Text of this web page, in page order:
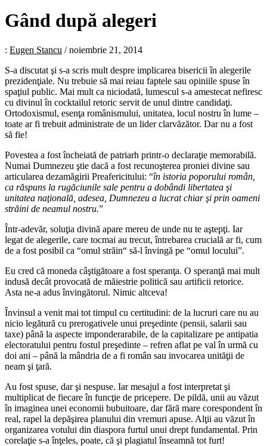
Gând după alegeri
: Eugen Stancu /noiembrie 21, 2014
S-a discutat şi s-a scris mult despre implicarea bisericii în alegerile
prezidenţiale. Nu trebuie să mai reiau faptele sau opiniile spuse în
spaţiul public. Mai mult ca niciodată, lumescul s-a amestecat nefiresc
cu divinul în cocktailul retoric servit de unul dintre candidaţi.
Ortodoxismul, esenţa românismului, unitatea, locul nostru în lume –
toate ar fi trebuit administrate de un lider clarvăzător. Dar nu a fost
să fie!
Povestea a fost încheiată de patriarh printr-o declaraţie memorabilă.
Numai Dumnezeu ştie dacă a fost recunoşterea proniei divine sau
articularea dezamăgirii Preafericitului: “în istoria poporului român,
ca răspuns la rugăciunile sale pentru a dobândi libertatea şi
unitatea naţională, adesea, Dumnezeu a lucrat chiar şi prin oameni
străini de neamul nostru.”
Într-adevăr, soluţia divină apare mereu de unde nu te aştepţi. Iar
legat de alegerile, care tocmai au trecut, întrebarea crucială ar fi, cum
de a fost posibil ca “omul străin“ să-l învingă pe “omul locului”.
Eu cred că moneda câştigătoare a fost speranţa. O speranţă mai mult
indusă decât provocată de măiestrie politică sau artificii retorice.
Asta ne-a adus învingătorul. Nimic altceva!
Învinsul a venit mai tot timpul cu certitudini: de la lucruri care nu au
nicio legătură cu prerogativele unui preşedinte (pensii, salarii sau
taxe) până la aspecte imponderarabile, de la capitalizare pe antipatia
electoratului pentru fostul preşedinte – refren aflat pe val în urmă cu
doi ani – până la mândria de a fi român sau invocarea unităţii de
neam şi ţară.
Au fost spuse, dar şi nespuse. Iar mesajul a fost interpretat şi
multiplicat de fiecare în funcţie de pricepere. De pildă, unii au văzut
în imaginea unei economii bubuitoare, dar fără mare corespondent în
real, rapel la depăşirea planului din vremuri apuse. Alţii au văzut în
organizarea votului din diaspora furtul unui drept fundamental. Prin
corelaţie s-a înţeles, poate, că şi plagiatul înseamnă tot furt!